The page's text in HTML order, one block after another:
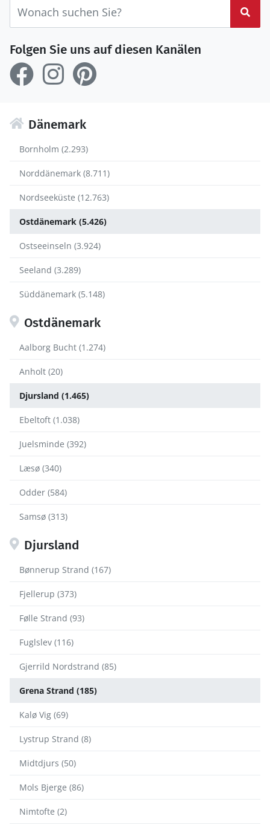
Folgen Sie uns auf diesen Kanälen
Dänemark
Bornholm (2.293)
Norddänemark (8.711)
Nordseeküste (12.763)
Ostdänemark (5.426)
Ostseeinseln (3.924)
Seeland (3.289)
Süddänemark (5.148)
Ostdänemark
Aalborg Bucht (1.274)
Anholt (20)
Djursland (1.465)
Ebeltoft (1.038)
Juelsminde (392)
Læsø (340)
Odder (584)
Samsø (313)
Djursland
Bønnerup Strand (167)
Fjellerup (373)
Følle Strand (93)
Fuglslev (116)
Gjerrild Nordstrand (85)
Grena Strand (185)
Kalø Vig (69)
Lystrup Strand (8)
Midtdjurs (50)
Mols Bjerge (86)
Nimtofte (2)